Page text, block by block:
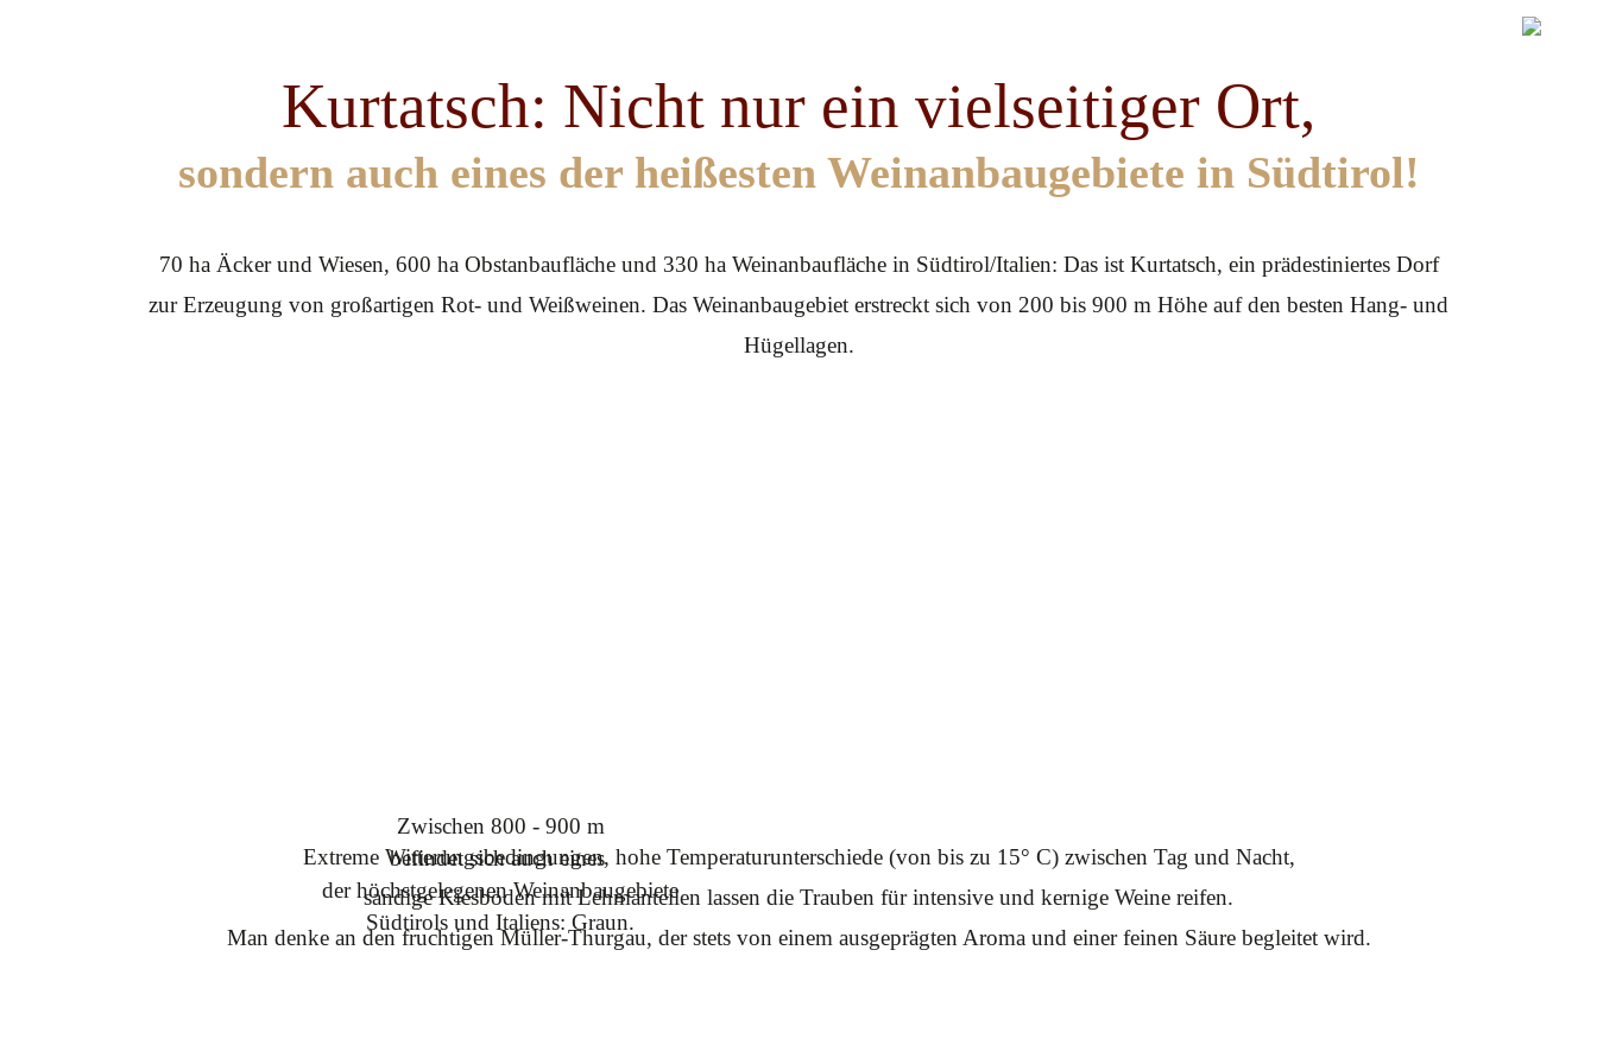
Kurtatsch: Nicht nur ein vielseitiger Ort,
sondern auch eines der heißesten Weinanbaugebiete in Südtirol!
70 ha Äcker und Wiesen, 600 ha Obstanbaufläche und 330 ha Weinanbaufläche in Südtirol/Italien: Das ist Kurtatsch, ein prädestiniertes Dorf
zur Erzeugung von großartigen Rot- und Weißweinen. Das Weinanbaugebiet erstreckt sich von 200 bis 900 m Höhe auf den besten Hang- und
Hügellagen.
Zwischen 800 - 900 m
befindet sich auch eines
der höchstgelegenen Weinanbaugebiete
Südtirols und Italiens: Graun.
Extreme Witterungsbedingungen, hohe Temperaturunterschiede (von bis zu 15° C) zwischen Tag und Nacht,
sandige Kiesböden mit Lehmanteilen lassen die Trauben für intensive und kernige Weine reifen.
Man denke an den fruchtigen Müller-Thurgau, der stets von einem ausgeprägten Aroma und einer feinen Säure begleitet wird.